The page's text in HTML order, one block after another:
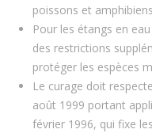
poissons et
Pour les étangs en
des restrictions
protéger les espèces
Le curage doit
août 1999 portant
février 1996, qui fixe